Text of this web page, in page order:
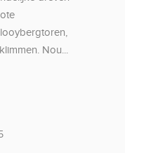
Nou...